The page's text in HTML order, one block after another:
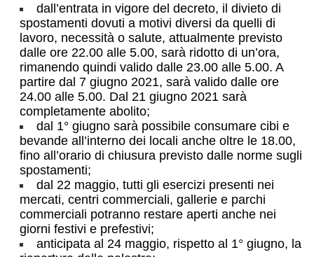
dall’entrata in vigore del decreto, il divieto di
spostamenti dovuti a motivi diversi da quelli di
lavoro, necessità o salute, attualmente previsto
dalle ore 22.00 alle 5.00, sarà ridotto di un’ora,
rimanendo quindi valido dalle 23.00 alle 5.00. A
partire dal 7 giugno 2021, sarà valido dalle ore
24.00 alle 5.00. Dal 21 giugno 2021 sarà
completamente abolito;
dal 1° giugno sarà possibile consumare cibi e
bevande all’interno dei locali anche oltre le 18.00,
fino all’orario di chiusura previsto dalle norme sugli
spostamenti;
dal 22 maggio, tutti gli esercizi presenti nei
mercati, centri commerciali, gallerie e parchi
commerciali potranno restare aperti anche nei
giorni festivi e prefestivi;
anticipata al 24 maggio, rispetto al 1° giugno, la